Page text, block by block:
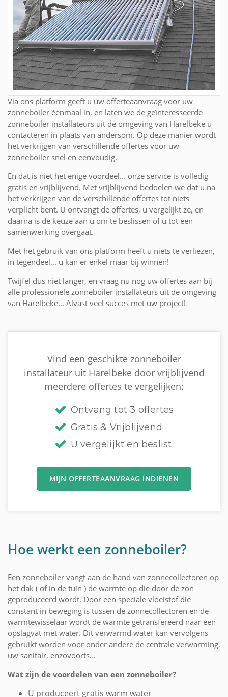
Via ons platform geeft u uw offerteaanvraag voor uw
zonneboiler éénmaal in, en laten we de geïnteresseerde
zonneboiler installateurs uit de omgeving van Harelbeke u
contacteren in plaats van andersom. Op deze manier wordt
het verkrijgen van verschillende offertes voor uw
zonneboiler snel en eenvoudig.
En dat is niet het enige voordeel... onze service is volledig
gratis en vrijblijvend. Met vrijblijvend bedoelen we dat u na
het verkrijgen van de verschillende offertes tot niets
verplicht bent. U ontvangt de offertes, u vergelijkt ze, en
daarna is de keuze aan u om te beslissen of u tot een
samenwerking overgaat.
Met het gebruik van ons platform heeft u niets te verliezen,
in tegendeel... u kan er enkel maar bij winnen!
Twijfel dus niet langer, en vraag nu nog uw offertes aan bij
alle professionele zonneboiler installateurs uit de omgeving
van Harelbeke... Alvast veel succes met uw project!
Vind een geschikte zonneboiler
installateur uit Harelbeke door vrijblijvend
meerdere offertes te vergelijken:
Ontvang tot 3 offertes
Gratis & Vrijblijvend
U vergelijkt en beslist
MIJN OFFERTEAANVRAAG INDIENEN
Hoe werkt een zonneboiler?
Een zonneboiler vangt aan de hand van zonnecollectoren op
het dak ( of in de tuin ) de warmte op die door de zon
geproduceerd wordt. Door een speciale vloeistof die
constant in beweging is tussen de zonnecollectoren en de
warmtewisselaar wordt de warmte getransfereerd naar een
opslagvat met water. Dit verwarmd water kan vervolgens
gebruikt worden voor onder andere de centrale verwarming,
uw sanitair, enzovoorts...
Wat zijn de voordelen van een zonneboiler?
U produceert gratis warm water